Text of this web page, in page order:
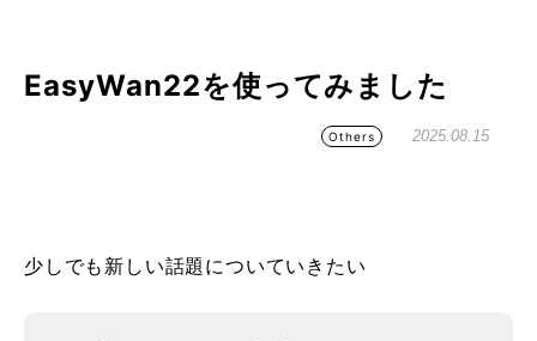
EasyWan22を使ってみました
Others 2025.08.15
少しでも新しい話題についていきたい